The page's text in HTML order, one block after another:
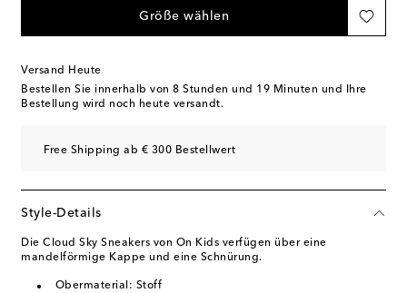
Größe wählen
Versand Heute
Bestellen Sie innerhalb von 8 Stunden und 19 Minuten und Ihre
Bestellung wird noch heute versandt.
Free Shipping ab € 300 Bestellwert
Style-Details
Die Cloud Sky Sneakers von On Kids verfügen über eine
mandelförmige Kappe und eine Schnürung.
Obermaterial: Stoff